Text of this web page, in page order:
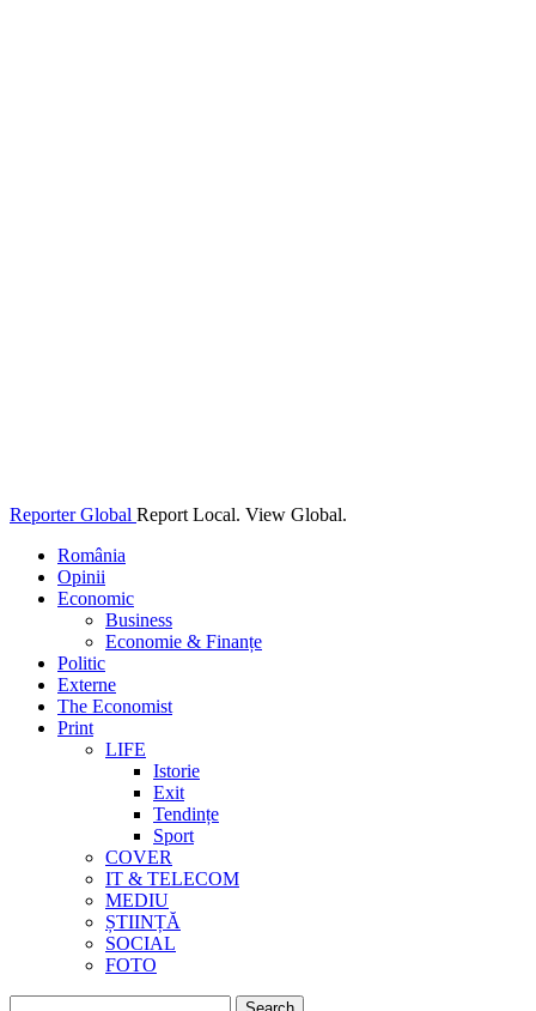
Reporter Global Report Local. View Global.
România
Opinii
Economic
Business
Economie & Finanțe
Politic
Externe
The Economist
Print
LIFE
Istorie
Exit
Tendințe
Sport
COVER
IT & TELECOM
MEDIU
ȘTIINȚĂ
SOCIAL
FOTO